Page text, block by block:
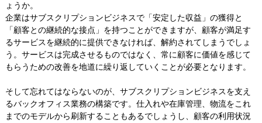
ょうか。
企業はサブスクリプションビジネスで「安定した収益」の獲得と
「顧客との継続的な接点」を持つことができますが、顧客が満足す
るサービスを継続的に提供できなければ、解約されてしまうでしょ
う。サービスは完成させるものではなく、常に顧客に価値を感じて
もらうための改善を地道に繰り返していくことが必要となります。
そして忘れてはならないのが、サブスクリプションビジネスを支え
るバックオフィス業務の構築です。仕入れや在庫管理、物流をこれ
までのモデルから刷新することもあるでしょうし、顧客の利用状況